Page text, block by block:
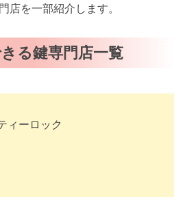
店を一部紹介します。
る鍵専門店一覧
ィーロック